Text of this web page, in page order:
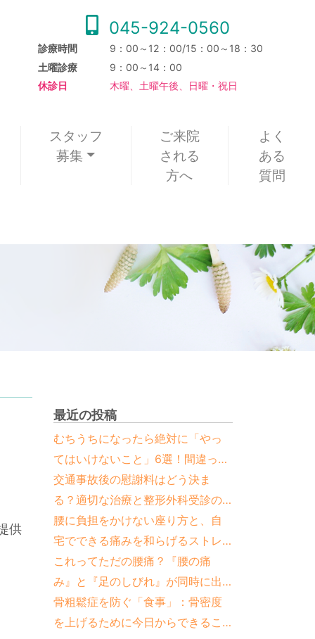
045-924-0560
診療時間
9：00～12：00/15：00～18：30
土曜診療
9：00～14：00
休診日
木曜、土曜午後、日曜・祝日
スタッフ
募集
ご来院
される
方へ
よく
ある
質問
供
最近の投稿
むちうちになったら絶対に「やっ
てはいけないこと」6選！間違った
対処法と正しい治し方
交通事故後の慰謝料はどう決ま
る？適切な治療と整形外科受診の
重要性
腰に負担をかけない座り方と、自
宅でできる痛みを和らげるストレ
ッチ
これってただの腰痛？『腰の痛
み』と『足のしびれ』が同時に出
たら要注意な疾患と見分け方
骨粗鬆症を防ぐ「食事」：骨密度
を上げるために今日からできるこ